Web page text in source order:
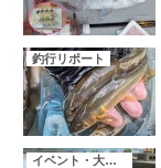
釣行リポート
イベント・大会・キャンペーン